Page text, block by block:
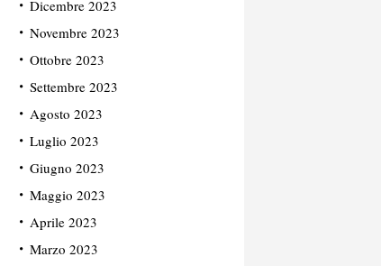
Dicembre 2023
Novembre 2023
Ottobre 2023
Settembre 2023
Agosto 2023
Luglio 2023
Giugno 2023
Maggio 2023
Aprile 2023
Marzo 2023